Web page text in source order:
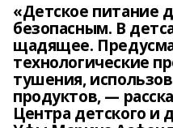
«Детское питание
безопасным. В
щадящее.
технологические
тушения,
продуктов, —
Центра детского и